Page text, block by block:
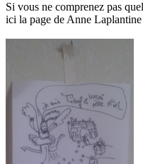
Si vous ne comprenez pas
ici la page de Anne Laplantine